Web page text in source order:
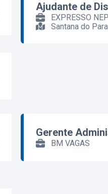
Ajudante de
EXPRESSO
Santana do
Gerente
BM VAGAS